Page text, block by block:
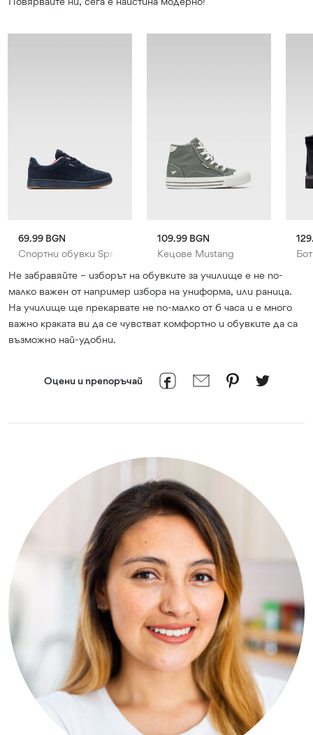
Спортни обувки Sprandi
69.99 BGN
Кецове Mustang
109.99 BGN
Не забравяйте – изборът на обувките за училище е не по-
малко важен от например избора на униформа, или раница.
На училище ще прекарвате не по-малко от 6 часа и е много
важно краката ви да се чувстват комфортно и обувките да са
възможно най-удобни.
Оцени и препоръчай